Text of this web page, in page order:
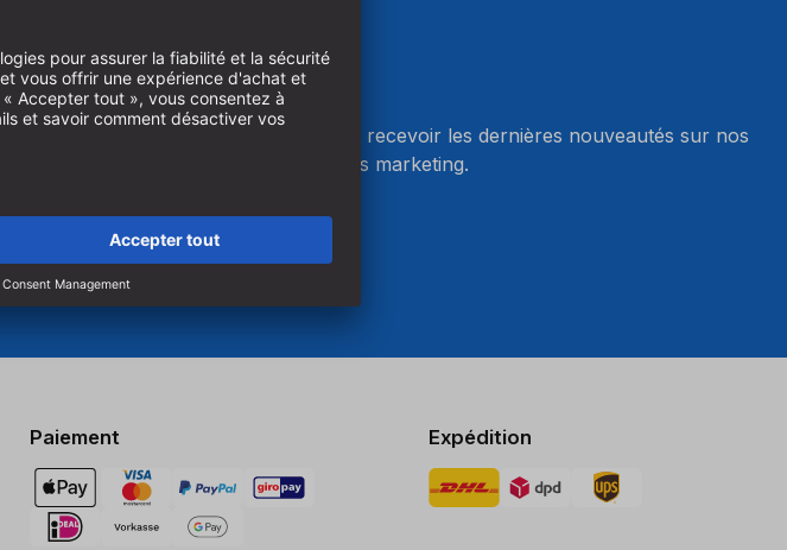
Pour vous abonner à notre newsletter et recevoir les dernières nouveautés sur nos
produits, vous devez accepter les cookies marketing.
Gérer les paramètres des cookies
Paiement Expédition